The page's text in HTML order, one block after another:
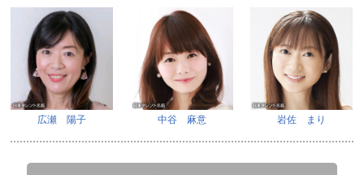
広瀬 陽子 中谷 麻意 岩佐 まり